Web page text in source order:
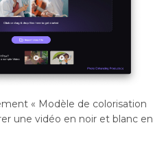
« Modèle de colorisation
une vidéo en noir et blanc en